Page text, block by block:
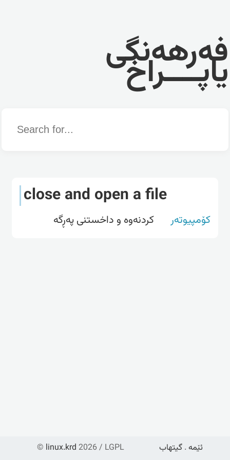
فەرهەنگی
یاپــــراخ
Word
close and open a file
کۆمپیوتەر کردنه‌وه‌ و داخستنی په‌ڕگه‌
© linux.krd 2026 / LGPL ئێمە . گیتهاب